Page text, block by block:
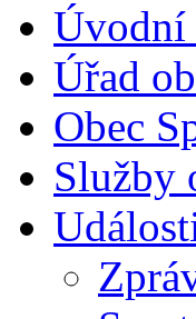
Úvodní
Úřad
Obec
Služby